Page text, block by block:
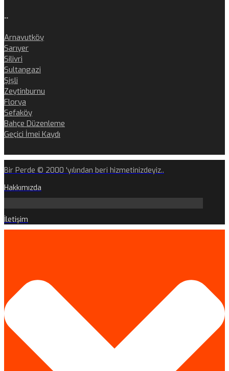
..
Arnavutköy
Sarıyer
Silivri
Sultangazi
Şişli
Zeytinburnu
Florya
Sefaköy
Bahçe Düzenleme
Geçici İmei Kaydı
Bir Perde © 2000 'yılından beri hizmetinizdeyiz..
Hakkımızda
İletişim